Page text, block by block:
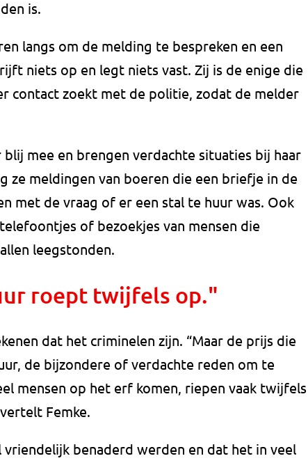
is.
langs om de melding te bespreken en een
niets op en legt niets vast. Zij is de enige die
contact zoekt met de politie, zodat de melder
mee en brengen verdachte situaties bij haar
ze meldingen van boeren die een briefje in de
met de vraag of er een stal te huur was. Ook
of bezoekjes van mensen die
leegstonden.
roept twijfels op."
dat het criminelen zijn. “Maar de prijs die
de bijzondere of verdachte reden om te
mensen op het erf komen, riepen vaak twijfels
Femke.
benaderd werden en dat het in veel